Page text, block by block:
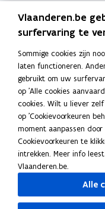
Schrijf je in
Thema's
Taaladviezen
Spellingregels
Tips voor duidelijke
Bekijk ook
Spellingtests
Boek- en webwijzer
Vlaanderen.be
surfervaring te
Sommige cookies zijn
laten functioneren.
gebruikt om uw
op 'Alle cookies
cookies. Wilt u liever
op 'Cookievoorkeuren
moment aanpassen
Cookievoorkeuren te
intrekken. Meer info
Vlaanderen.be.
Alle